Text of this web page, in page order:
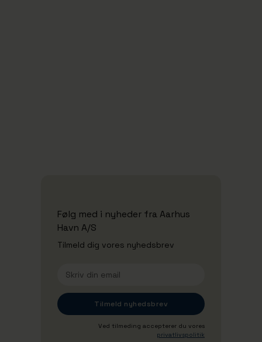
Følg med i nyheder fra Aarhus
Havn A/S
Tilmeld dig vores nyhedsbrev
Ved tilmeding accepterer du vores
privatlivspolitik